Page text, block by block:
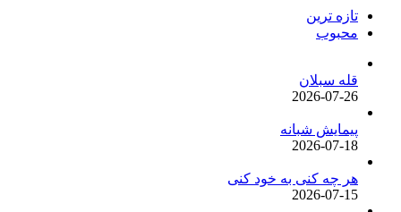
تازه ترین
محبوب
قله سبلان
2026-07-26
پیمایش شبانه
2026-07-18
هر چه کنی به خود کنی
2026-07-15